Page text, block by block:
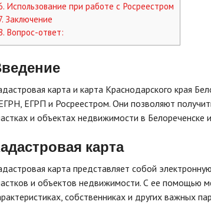
Использование при работе с Росреестром
Заключение
Вопрос-ответ:
карта и карта Краснодарского края
ЕГРП и Росреестром. Они позволяют
и объектах недвижимости в Белореченске
карта
карта представляет собой
и объектов недвижимости. С ее помощью
собственниках и других важных